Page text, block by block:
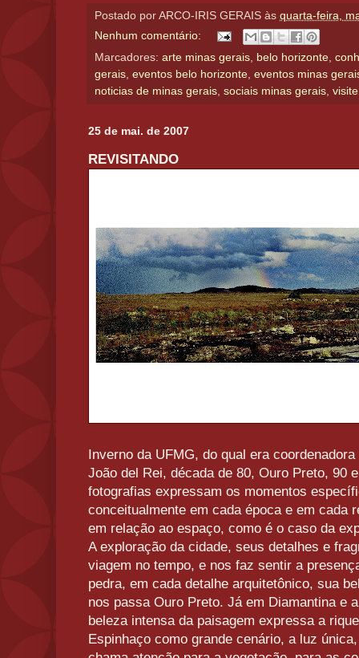
Postado por ARCO-IRIS GERAIS às quarta-feira,
Nenhum comentário:
Marcadores: arte minas gerais belo horizonte
gerais eventos belo horizonte eventos minas
noticias de minas gerais sociais minas gerais
25 de mai. de 2007
REVISITANDO
Inverno da UFMG, do qual era
João del Rei, década de 80, Ouro Preto, 90
fotografias expressam os momentos
conceitualmente em cada época e em cada
em relação ao espaço, como é o caso da
A exploração da cidade, seus detalhes e
viagem no tempo, e nos faz sentir a
pedra, em cada detalhe arquitetônico, sua
nos passa Ouro Preto. Já em Diamantina e
beleza intensa da paisagem expressa a
Espinhaço como grande cenário, a luz